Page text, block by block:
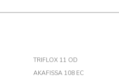
TRIFLOX 11 OD
AKAFISSA 108 EC